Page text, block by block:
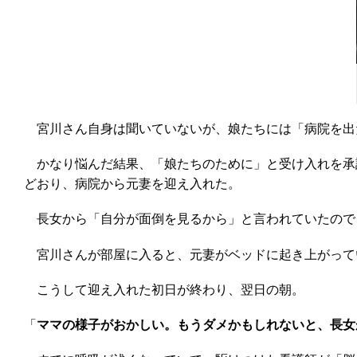
宮川さん自身は聞いていないが、娘たちには「病院を
かなり悩んだ結果、「娘たちのために」と受け入れを
どおり、病院から元妻を迎え入れた。
長女から「自分が面倒を見るから」と言われていたの
宮川さんが部屋に入ると、元妻がベッドに起き上がっ
こうして迎え入れた初日が終わり、翌日の朝。
「 ママの様子がおかしい。もうダメかもしれないと、長